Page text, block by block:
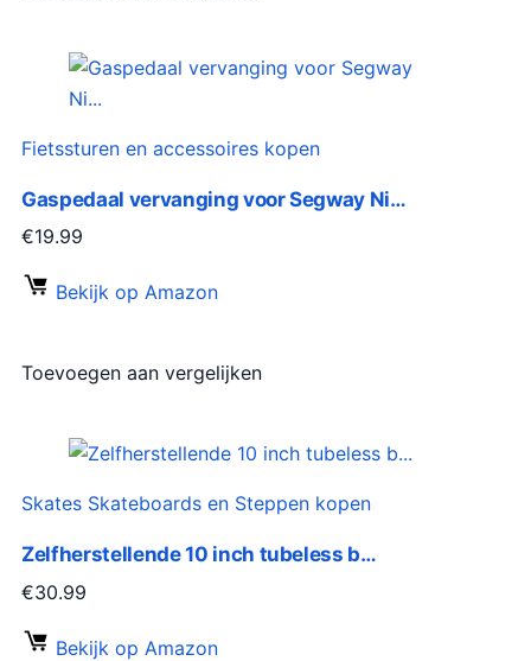
Fietssturen en accessoires kopen
Gaspedaal vervanging voor Segway Ni…
€19.99
Bekijk op Amazon
Toevoegen aan vergelijken
Skates Skateboards en Steppen kopen
Zelfherstellende 10 inch tubeless b…
€30.99
Bekijk op Amazon